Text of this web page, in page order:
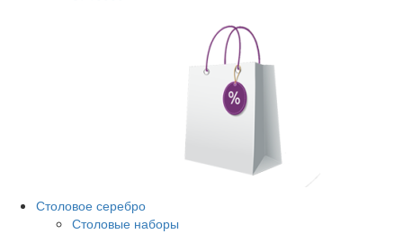
Столовое серебро
Столовые наборы